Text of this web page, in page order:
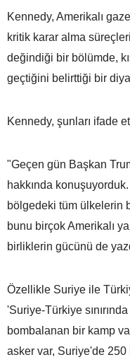
Kennedy, Amerikalı
kritik karar alma
değindiği bir bölümde,
geçtiğini belirttiği bir
Kennedy, şunları ifade
"Geçen gün Başkan
hakkında
bölgedeki tüm ülkelerin
bunu birçok Amerikalı
birliklerin gücünü de
Özellikle Suriye ile
'Suriye-Türkiye
bombalanan bir kamp
asker var, Suriye'de